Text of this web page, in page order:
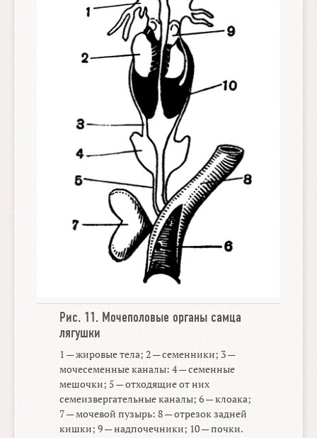
Рис. 11. Мочеполовые органы самца
лягушки
1 — жировые тела; 2 — семенники; 3 —
мочесеменные каналы: 4 — семенные
мешочки; 5 — отходящие от них
семеизвергательные каналы; 6 — клоака;
7 — мочевой пузырь: 8 — отрезок задней
кишки; 9 — надпочечники; 10 — почки.